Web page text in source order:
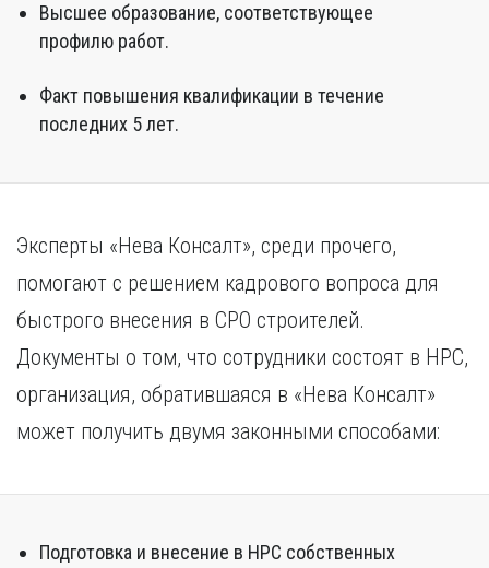
Высшее образование, соответствующее
профилю работ.
Факт повышения квалификации в течение
последних 5 лет.
Эксперты «Нева Консалт», среди прочего,
помогают с решением кадрового вопроса для
быстрого внесения в СРО строителей.
Документы о том, что сотрудники состоят в НРС,
организация, обратившаяся в «Нева Консалт»
может получить двумя законными способами:
Подготовка и внесение в НРС собственных